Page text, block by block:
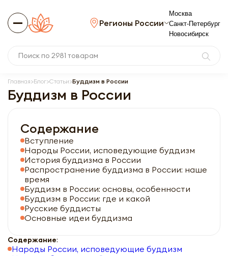
Регионы России
Москва
Санкт-Петербург
Новосибирск
Главная Блог Статьи Буддизм в России
Буддизм в России
Содержание:
Народы России, исповедующие буддизм
Содержание
Вступление
Народы России, исповедующие буддизм
История буддизма в России
Распространение буддизма в России: наше
время
Буддизм в России: основы, особенности
Буддизм в России: где и какой
Русские буддисты
Основные идеи буддизма